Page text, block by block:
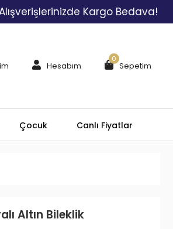
Kargo Bedava!
Hesabım Sepetim
0
Çocuk Canlı Fiyatlar
Altın Bileklik